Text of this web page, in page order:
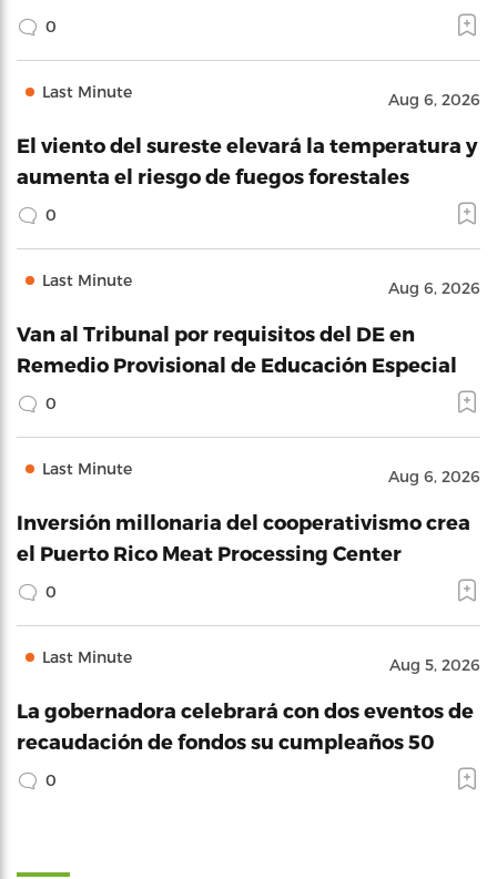
0
Last Minute Aug 6, 2026
El viento del sureste elevará la temperatura y
aumenta el riesgo de fuegos forestales
0
Last Minute Aug 6, 2026
Van al Tribunal por requisitos del DE en
Remedio Provisional de Educación Especial
0
Last Minute Aug 6, 2026
Inversión millonaria del cooperativismo crea
el Puerto Rico Meat Processing Center
0
Last Minute Aug 5, 2026
La gobernadora celebrará con dos eventos de
recaudación de fondos su cumpleaños 50
0